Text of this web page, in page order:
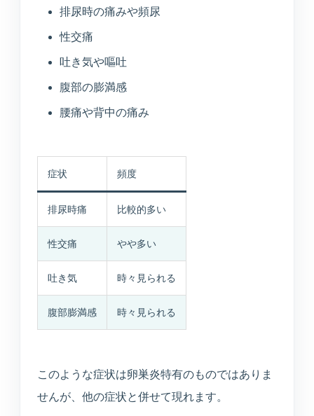
コラム
当院について
設備紹介
検査機器・院内設備
採用情報
排尿時の痛みや頻尿
性交痛
吐き気や嘔吐
腹部の膨満感
腰痛や背中の痛み
症状 頻度
排尿時痛 比較的多い
性交痛 やや多い
吐き気 時々見られる
腹部膨満感 時々見られる
このような症状は卵巣炎特有のものではありま
せんが、他の症状と併せて現れます。